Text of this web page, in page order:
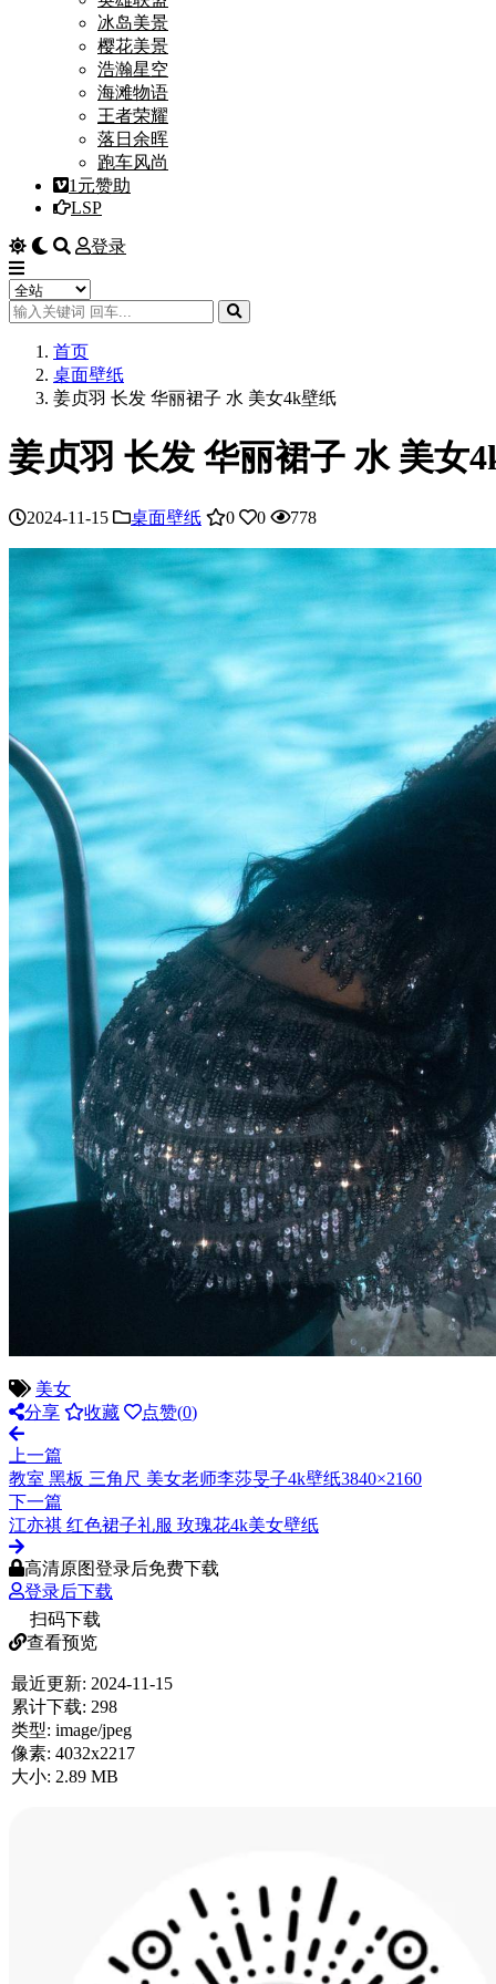
冰岛美景
樱花美景
浩瀚星空
海滩物语
王者荣耀
落日余晖
跑车风尚
1元赞助
LSP
登录
首页
桌面壁纸
姜贞羽 长发 华丽裙子 水 美女4k壁纸
姜贞羽 长发 华丽裙子 水 美女
2024-11-15 桌面壁纸 0 0 778
美女
分享
收藏 点赞(0)
上一篇
教室 黑板 三角尺 美女老师李莎旻子4k壁纸3840×2160
下一篇
江亦祺 红色裙子礼服 玫瑰花4k美女壁纸
高清原图登录后免费下载
登录后下载
扫码下载
查看预览
最近更新: 2024-11-15
累计下载: 298
类型: image/jpeg
像素: 4032x2217
大小: 2.89 MB